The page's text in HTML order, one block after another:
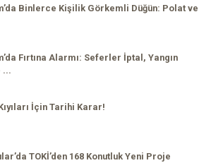
Binlerce Kişilik Görkemli Düğün: Polat ve
Fırtına Alarmı: Seferler İptal, Yangın
...
İçin Tarihi Karar!
TOKİ’den 168 Konutluk Yeni Proje